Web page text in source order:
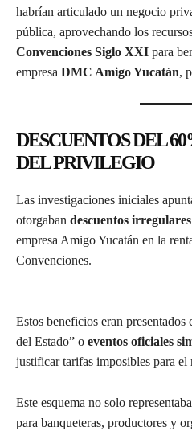
habrían articulado un negocio
pública, aprovechando los
Convenciones Siglo XXI para
empresa DMC Amigo Yucatán,
DESCUENTOS DEL
DEL PRIVILEGIO
Las investigaciones iniciales
otorgaban descuentos
empresa Amigo Yucatán en la
Convenciones.
Estos beneficios eran
del Estado” o eventos oficiales
justificar tarifas imposibles para el
Este esquema no solo
para banqueteras, productores y